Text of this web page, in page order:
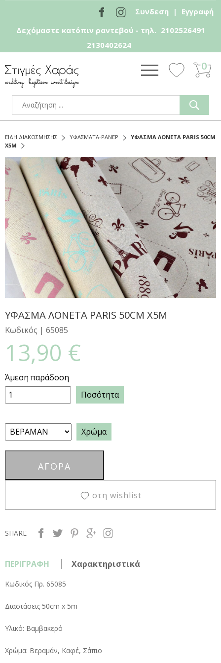
Συνδεση |
Εγγραφή
Δεχόμαστε κατόπιν ραντεβού - τηλ. 2102526491
2130402624
0
ΕΙΔΗ ΔΙΑΚΟΣΜΗΣΗΣ ΥΦΑΣΜΑΤΑ-ΡΑΝΕΡ
ΥΦΑΣΜΑ ΛΟΝΕΤΑ PARIS 50CM
X5M
ΥΦΑΣΜΑ ΛΟΝΕΤΑ PARIS 50CM X5M
Κωδικός | 65085
13,90 €
Άμεση παράδοση
Ποσότητα
Χρώμα
στη wishlist
SHARE
ΠΕΡΙΓΡΑΦΗ Χαρακτηριστικά
Κωδικός Πρ. 65085
Διαστάσεις 50cm x 5m
Υλικό: Βαμβακερό
Χρώμα: Βεραμάν, Καφέ, Σάπιο